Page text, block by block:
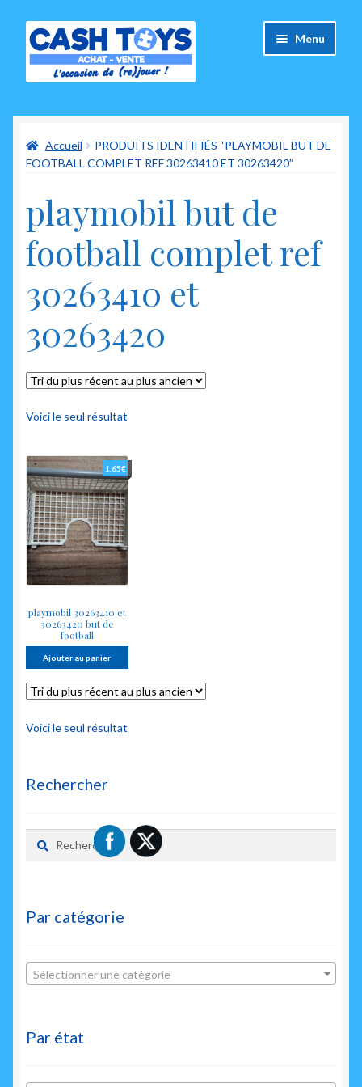
Aller
à
Aller
au
contenu
Menu
Carte Cadeau
Mes commandes
Accueil
PRODUITS IDENTIFIÉS “PLAYMOBIL BUT DE
FOOTBALL COMPLET REF 30263410 ET 30263420”
playmobil but de
football complet ref
30263410 et
30263420
Voici le seul résultat
playmobil 30263410 et
30263420 but de
football
1.65€
Ajouter au panier
Voici le seul résultat
Rechercher
Rechercher :
Par catégorie
Sélectionner une catégorie
Par état